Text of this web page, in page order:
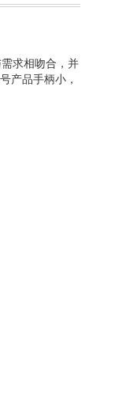
求相吻合，并
产品手柄小，